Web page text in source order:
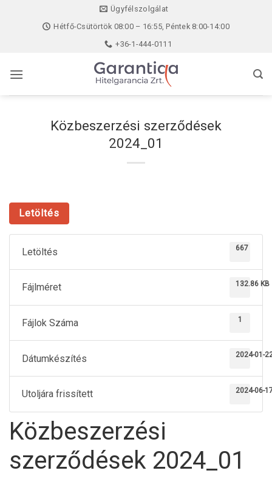
Ügyfélszolgálat
Hétfő-Csütörtök 08:00 – 16:55, Péntek 8:00-14:00
+36-1-444-0111
Közbeszerzési szerződések
2024_01
Letöltés
Letöltés 667
Fájlméret 132.86 KB
Fájlok Száma 1
Dátumkészítés 2024-01-
Utoljára frissített 2024-06-
Közbeszerzési
szerződések 2024_01